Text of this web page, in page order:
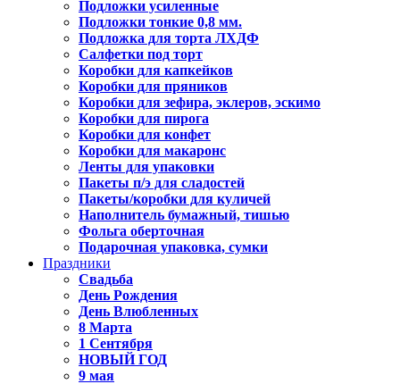
Подложки усиленные
Подложки тонкие 0,8 мм.
Подложка для торта ЛХДФ
Салфетки под торт
Коробки для капкейков
Коробки для пряников
Коробки для зефира, эклеров, эскимо
Коробки для пирога
Коробки для конфет
Коробки для макаронс
Ленты для упаковки
Пакеты п/э для сладостей
Пакеты/коробки для куличей
Наполнитель бумажный, тишью
Фольга оберточная
Подарочная упаковка, сумки
Праздники
Свадьба
День Рождения
День Влюбленных
8 Марта
1 Сентября
НОВЫЙ ГОД
9 мая